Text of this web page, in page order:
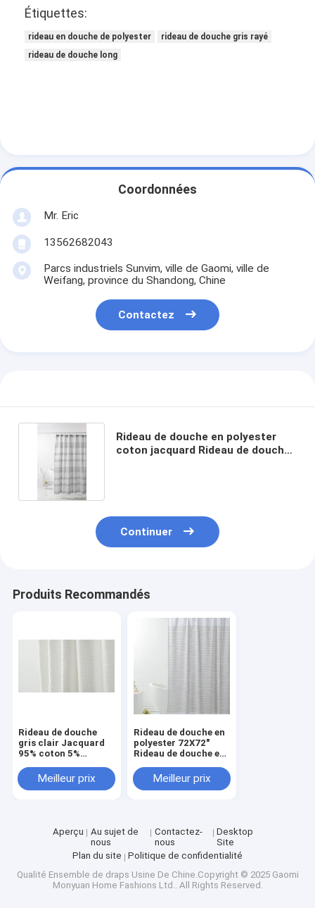
Visite de l'usine
Contrôle de la qualité
Demandez un devis
Ensemble d'édredon
Couverture de lit
literie d'hôtel
Ensemble de couettes
Couverture d'oreiller
Étiquettes:
rideau en douche de polyester
rideau de douche gris rayé
rideau de douche long
Coordonnées
Mr. Eric
13562682043
Parcs industriels Sunvim, ville de Gaomi, ville de
Weifang, province du Shandong, Chine
Contactez
Rideau de douche en polyester
coton jacquard Rideau de douche
Continuer
Produits Recommandés
Rideau de douche
gris clair Jacquard
95% coton 5%
Meilleur prix
Rideau de douche en
polyester 72X72"
Rideau de douche en
Meilleur prix
Aperçu
Au sujet de
nous
Contactez-
nous
Desktop
Site
Plan du site
Politique de confidentialité
Qualité Ensemble de draps Usine De Chine.Copyright © 2025 Gaomi
Monyuan Home Fashions Ltd.. All Rights Reserved.